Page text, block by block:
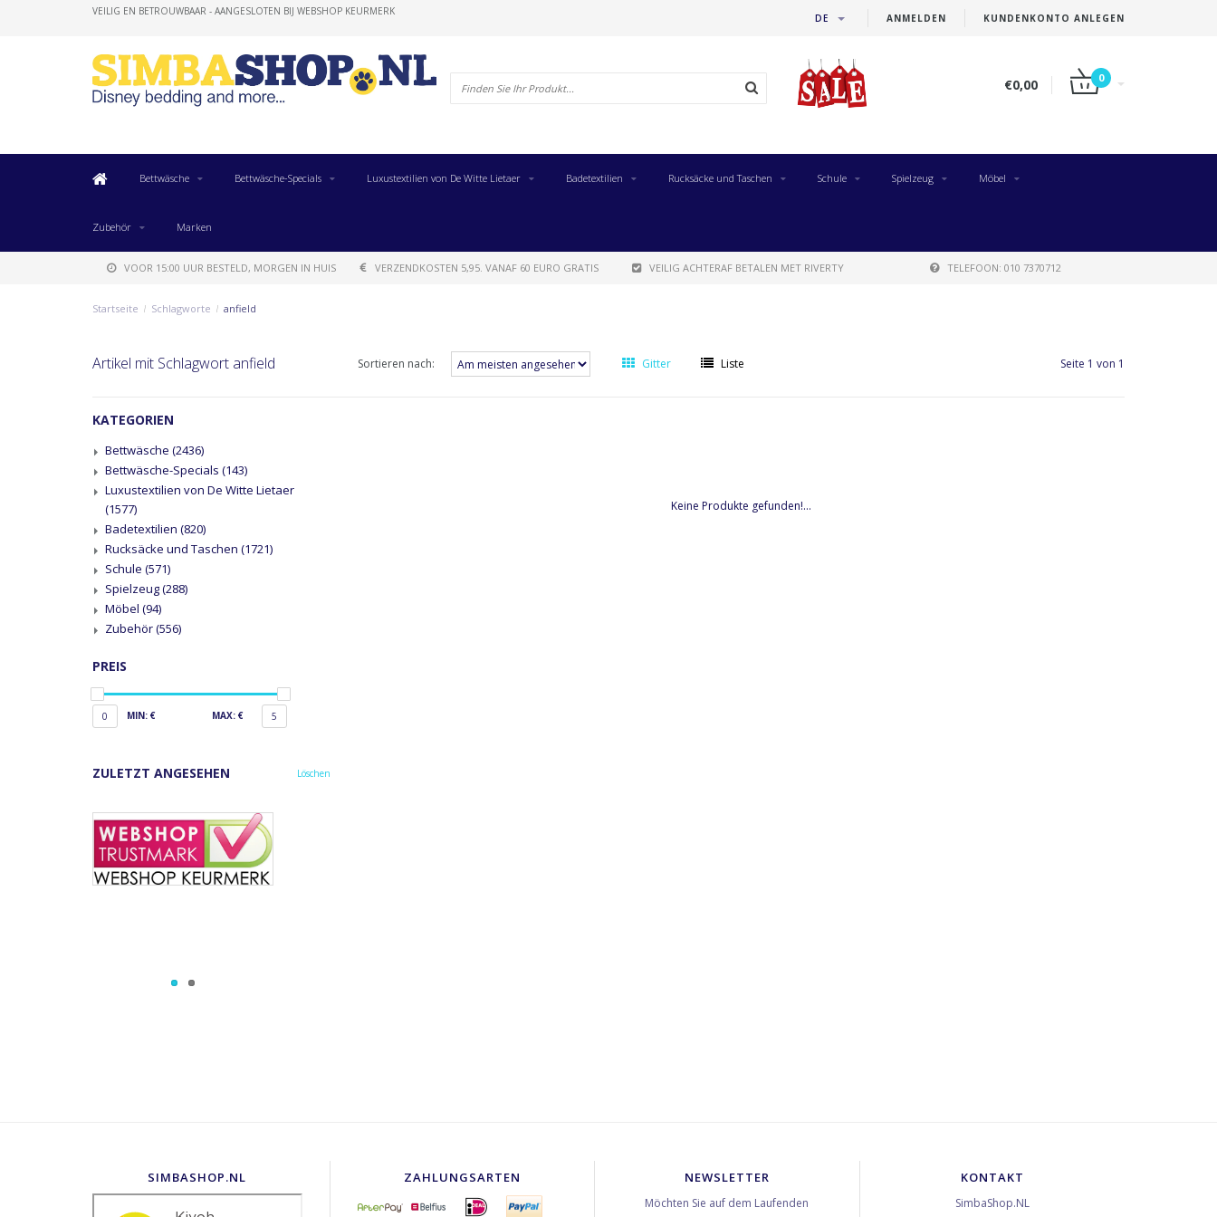
ANMELDEN KUNDENKONTO ANLEGEN
DE
VEILIG EN BETROUWBAAR - AANGESLOTEN BIJ WEBSHOP KEURMERK
€0,00 0
Bettwäsche Bettwäsche-Specials Luxustextilien von De Witte Lietaer Badetextilien Rucksäcke und Taschen Schule Spielzeug Möbel
Zubehör Marken
VOOR 15:00 UUR BESTELD, MORGEN IN HUIS VERZENDKOSTEN 5,95. VANAF 60 EURO GRATIS VEILIG ACHTERAF BETALEN MET RIVERTY TELEFOON: 010 7370712
Startseite / Schlagworte / anfield
Artikel mit Schlagwort anfield Sortieren nach: Gitter Liste Seite 1 von 1
KATEGORIEN
Bettwäsche (2436)
Bettwäsche-Specials (143)
Luxustextilien von De Witte Lietaer
(1577)
Badetextilien (820)
Rucksäcke und Taschen (1721)
Schule (571)
Spielzeug(288)
Möbel (94)
Zubehör(556)
PREIS
0 MIN: € MAX: € 5
ZULETZT ANGESEHEN Löschen
Keine Produkte gefunden!...
SIMBASHOP.NL ZAHLUNGSARTEN NEWSLETTER
Möchten Sie auf dem Laufenden
KONTAKT
SimbaShop.NL